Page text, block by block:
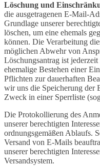
Löschung und
die ausgetragenen E-Mail-
Grundlage unserer
löschen, um eine ehemals
können. Die Verarbeitung
möglichen Abwehr von
Löschungsantrag ist
ehemalige Bestehen einer
Pflichten zur dauerhaften
wir uns die Speicherung der
Zweck in einer Sperrliste
Die Protokollierung des
unserer berechtigten
ordnungsgemäßen Ablaufs.
Versand von E-Mails
unserer berechtigten
Versandsystem.